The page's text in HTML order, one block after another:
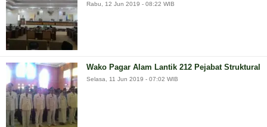
Rabu, 12 Jun 2019 - 08:22 WIB
Wako Pagar Alam Lantik 212 Pejabat Struktural
Selasa, 11 Jun 2019 - 07:02 WIB